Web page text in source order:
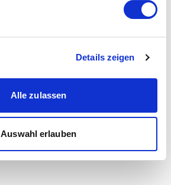
Details zeigen
Alle zulassen
Auswahl erlauben